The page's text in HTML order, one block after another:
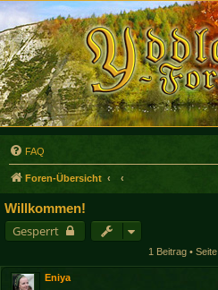
FAQ
Foren-Übersicht
Willkommen!
Gesperrt
1 Beitrag • Seite
Eniya